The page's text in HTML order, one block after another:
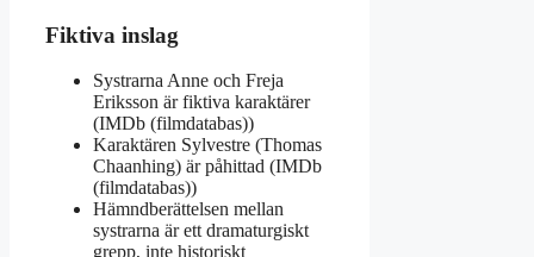
Fiktiva inslag
Systrarna Anne och Freja
Eriksson är fiktiva karaktärer
(IMDb (filmdatabas))
Karaktären Sylvestre (Thomas
Chaanhing) är påhittad (IMDb
(filmdatabas))
Hämndberättelsen mellan
systrarna är ett dramaturgiskt
grepp, inte historiskt